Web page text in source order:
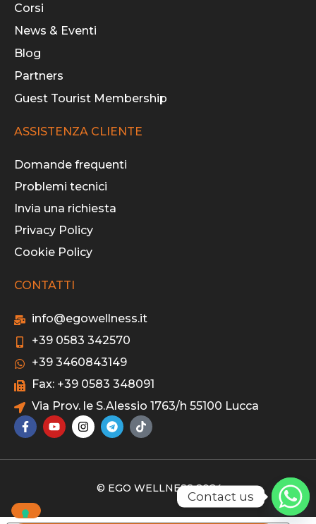
Corsi
News & Eventi
Blog
Partners
Guest Tourist Membership
ASSISTENZA CLIENTE
Domande frequenti
Problemi tecnici
Invia una richiesta
Privacy Policy
Cookie Policy
CONTATTI
info@egowellness.it
+39 0583 342570
+39 3460843149
Fax: +39 0583 348091
Via Prov. le S.Alessio 1763/h 55100 Lucca
© EGO WELLNESS 2024
Contact us